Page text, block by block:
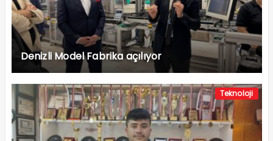
Denizli Model Fabrika açılıyor
Teknoloji